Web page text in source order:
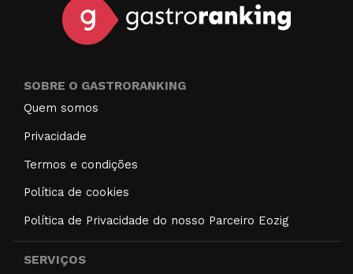
SOBRE O GASTRORANKING
Quem somos
Privacidade
Termos e condições
Política de cookies
Política de Privacidade do nosso Parceiro Eozig
SERVIÇOS